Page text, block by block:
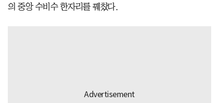
의 중앙 수비수 한자리를 꿰찼다.